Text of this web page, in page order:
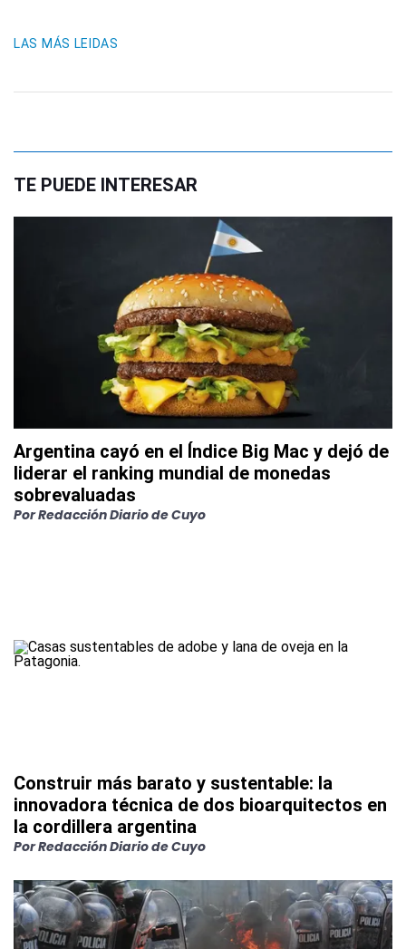
LAS MÁS LEIDAS
TE PUEDE INTERESAR
Argentina cayó en el Índice Big Mac y dejó de
liderar el ranking mundial de monedas
sobrevaluadas
PorRedacción Diario de Cuyo
Construir más barato y sustentable: la
innovadora técnica de dos bioarquitectos en
la cordillera argentina
PorRedacción Diario de Cuyo